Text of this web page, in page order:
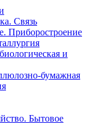
Связь
Приборостроение
и
бумажная
Бытовое